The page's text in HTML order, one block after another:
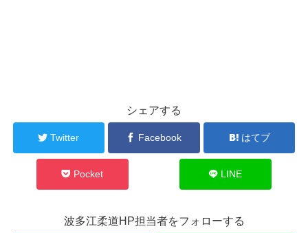
シェアする
Twitter Facebook はてブ
Pocket LINE
波多江柔道HP担当者をフォローする